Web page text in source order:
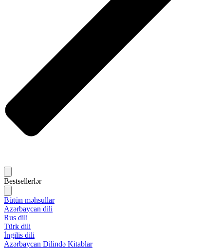
Bestsellerlər
Bütün məhsullar
Azərbaycan dili
Rus dili
Türk dili
İngilis dili
Azərbaycan Dilində Kitablar